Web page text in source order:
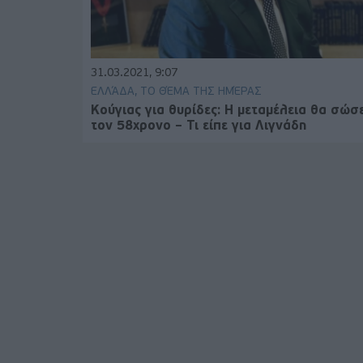
31.03.2021, 9:07
ΕΛΛΆΔΑ, ΤΟ ΘΈΜΑ ΤΗΣ ΗΜΈΡΑΣ
Κούγιας για θυρίδες: Η μεταμέλεια θα
τον 58χρονο – Τι είπε για Λιγνάδη